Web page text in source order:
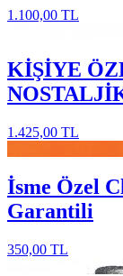
1.100,00 TL
KİŞİYE
1.425,00 TL
İsme Özel
Garantili
350,00 TL